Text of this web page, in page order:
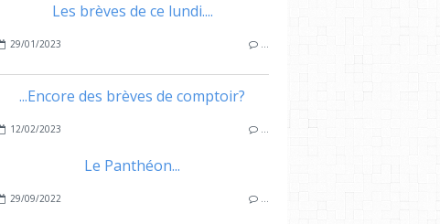
Les brèves de ce lundi....
29/01/2023 …
...Encore des brèves de comptoir?
12/02/2023 …
Le Panthéon...
29/09/2022 …